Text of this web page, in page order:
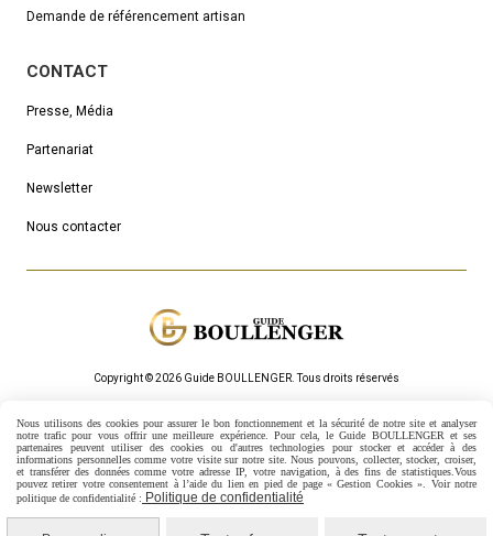
Demande de référencement artisan
CONTACT
Presse, Média
Partenariat
Newsletter
Nous contacter
Copyright © 2026 Guide BOULLENGER.Τous droits réservés
Mon Compte
Créer un site internet
Nous utilisons des cookies pour assurer le bon fonctionnement et la sécurité de notre site et analyser
notre trafic pour vous offrir une meilleure expérience. Pour cela, le Guide BOULLENGER et ses
partenaires peuvent utiliser des cookies ou d'autres technologies pour stocker et accéder à des
informations personnelles comme votre visite sur notre site.Nous pouvons, collecter, stocker, croiser,
et transférer des données comme votre adresse IP, votre navigation, à des fins de statistiques. Vous
pouvez retirer votre consentement à l’aide du lien en pied de page « Gestion Cookies ». Voir notre
politique de confidentialité : Politique de confidentialité